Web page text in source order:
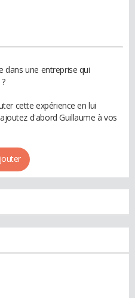
dans une entreprise qui
cette expérience en lui
d'abord Guillaume à vos